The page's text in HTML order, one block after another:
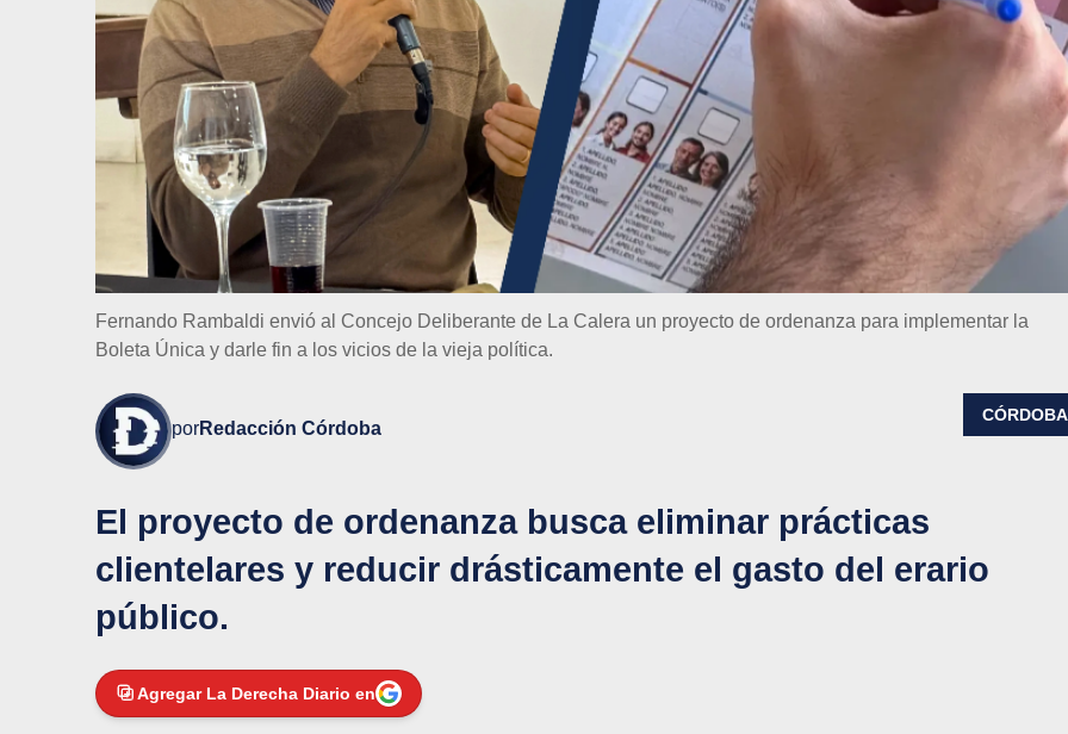
Fernando Rambaldi envió al Concejo Deliberante de La Calera un proyecto de ordenanza para implementar la
Boleta Única y darle fin a los vicios de la vieja política.
porRedacción Córdoba
CÓRDOBA
El proyecto de ordenanza busca eliminar prácticas
clientelares y reducir drásticamente el gasto del erario
público.
Agregar La Derecha Diario en